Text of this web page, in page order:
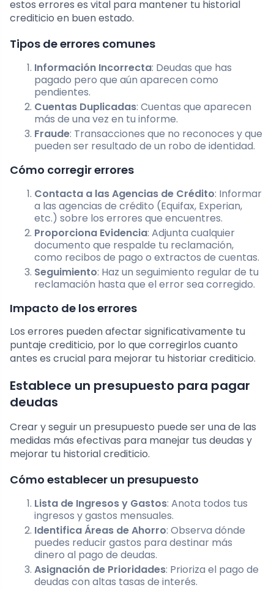
estos errores es vital para mantener tu historial
crediticio en buen estado.
Tipos de errores comunes
Información Incorrecta: Deudas que has
pagado pero que aún aparecen como
pendientes.
Cuentas Duplicadas: Cuentas que aparecen
más de una vez en tu informe.
Fraude: Transacciones que no reconoces y que
pueden ser resultado de un robo de identidad.
Cómo corregir errores
Contacta a las Agencias de Crédito: Informar
a las agencias de crédito (Equifax, Experian,
etc.) sobre los errores que encuentres.
Proporciona Evidencia: Adjunta cualquier
documento que respalde tu reclamación,
como recibos de pago o extractos de cuentas.
Seguimiento: Haz un seguimiento regular de tu
reclamación hasta que el error sea corregido.
Impacto de los errores
Los errores pueden afectar significativamente tu
puntaje crediticio, por lo que corregirlos cuanto
antes es crucial para mejorar tu historiar crediticio.
Establece un presupuesto para pagar
deudas
Crear y seguir un presupuesto puede ser una de las
medidas más efectivas para manejar tus deudas y
mejorar tu historial crediticio.
Cómo establecer un presupuesto
Lista de Ingresos y Gastos: Anota todos tus
ingresos y gastos mensuales.
Identifica Áreas de Ahorro: Observa dónde
puedes reducir gastos para destinar más
dinero al pago de deudas.
Asignación de Prioridades: Prioriza el pago de
deudas con altas tasas de interés.